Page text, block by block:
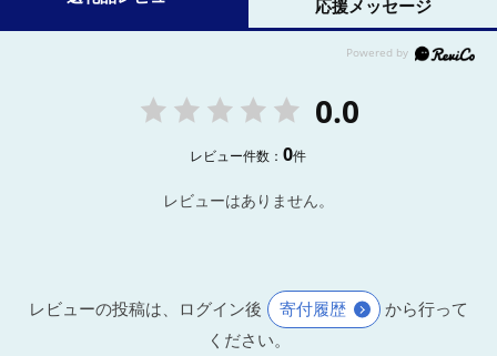
応援メッセージ
0.0
レビュー件数：0件
レビューはありません。
レビューの投稿は、ログイン後 寄付履歴
から行って
ください。